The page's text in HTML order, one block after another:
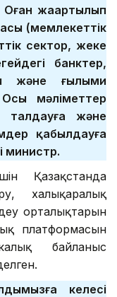
жаңартылып
(мемлекеттік
сектор, жеке
банктер,
және ғылыми
мәліметтер
талдауға және
қабылдауға
министр.
Қазақстанда
халықаралық
орталықтарын
платформасын
байланыс
келесі